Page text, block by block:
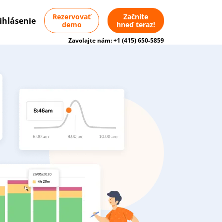
Rezervovať
demo
Začnite
hneď teraz!
Zavolajte nám:+1 (415) 650-5859